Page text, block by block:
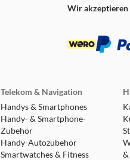
Wir akzeptieren
Telekom & Navigation
Handys & Smartphones
Handy- & Smartphone-
Zubehör
Handy-Autozubehör
Smartwatches & Fitness
&